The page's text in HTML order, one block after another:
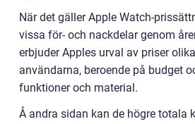
När det gäller Apple Watch-
vissa för- och nackdelar genom
erbjuder Apples urval av priser
användarna, beroende på budget
funktioner och material.
Å andra sidan kan de högre totala